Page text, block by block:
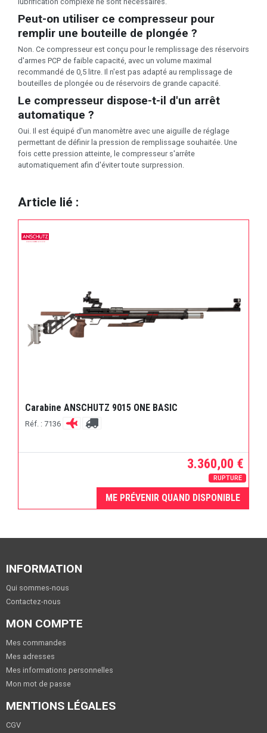
Peut-on utiliser ce compresseur pour
remplir une bouteille de plongée ?
Non. Ce compresseur est conçu pour le remplissage des réservoirs
d'armes PCP de faible capacité, avec un volume maximal
recommandé de 0,5 litre. Il n'est pas adapté au remplissage de
bouteilles de plongée ou de réservoirs de grande capacité.
Le compresseur dispose-t-il d'un arrêt
automatique ?
Oui. Il est équipé d'un manomètre avec une aiguille de réglage
permettant de définir la pression de remplissage souhaitée. Une
fois cette pression atteinte, le compresseur s'arrête
automatiquement afin d'éviter toute surpression.
Article lié :
Carabine ANSCHUTZ 9015 ONE BASIC
Réf. : 7136
3.360,00 €
RUPTURE
ME PRÉVENIR QUAND DISPONIBLE
INFORMATION
Qui sommes-nous
Contactez-nous
MON COMPTE
Mes commandes
Mes adresses
Mes informations personnelles
Mon mot de passe
MENTIONS LÉGALES
CGV